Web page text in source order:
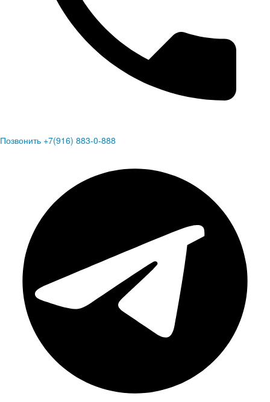
Позвонить +7(916) 883-0-888